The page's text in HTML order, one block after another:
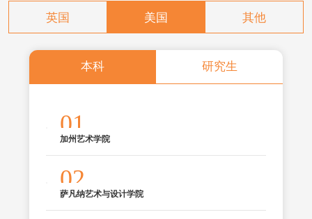
英国 美国 其他
本科 研究生
01
加州艺术学院
02
萨凡纳艺术与设计学院